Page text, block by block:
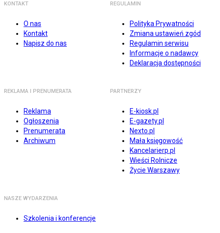
KONTAKT
O nas
Kontakt
Napisz do nas
REGULAMIN
Polityka Prywatności
Zmiana ustawień zgód
Regulamin serwisu
Informacje o nadawcy
Deklaracja dostępności
REKLAMA I PRENUMERATA
Reklama
Ogłoszenia
Prenumerata
Archiwum
PARTNERZY
E-kiosk.pl
E-gazety.pl
Nexto.pl
Mała księgowość
Kancelarierp.pl
Wieści Rolnicze
Życie Warszawy
NASZE WYDARZENIA
Szkolenia i konferencje